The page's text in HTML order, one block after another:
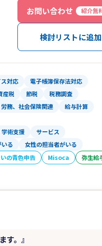
を全力でサポート致しま
される決算書の作成まで「
サポートしてまいります。
お問い合わせ 紹介無
検討リストに追加
対応
電子帳簿保存法対応
産税 節税
税務調査
労務、社会保険関連
給与計算
術支援 サービス
る 女性の担当者がいる
の青色申告 Misoca
弥生給
。』